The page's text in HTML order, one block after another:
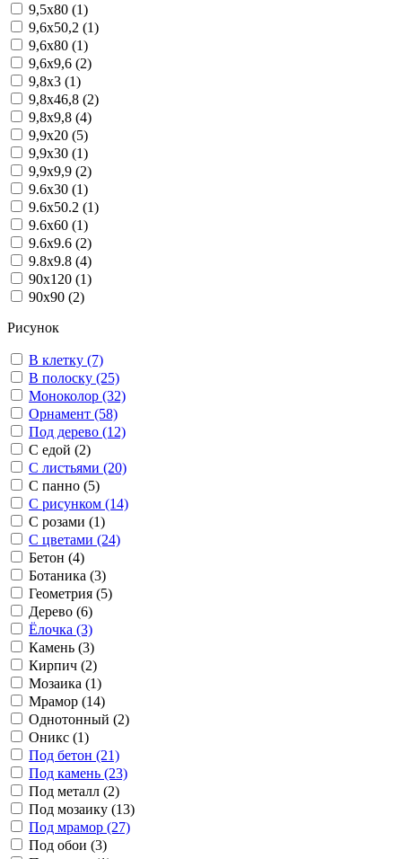
9,5x80 (1)
9,6x50,2 (1)
9,6x80 (1)
9,6x9,6 (2)
9,8x3 (1)
9,8x46,8 (2)
9,8x9,8 (4)
9,9x20 (5)
9,9x30 (1)
9,9x9,9 (2)
9.6x30 (1)
9.6x50.2 (1)
9.6x60 (1)
9.6x9.6 (2)
9.8x9.8 (4)
90x120 (1)
90x90 (2)
Рисунок
В клетку (7)
В полоску (25)
Моноколор (32)
Орнамент (58)
Под дерево (12)
С едой (2)
С листьями (20)
С панно (5)
С рисунком (14)
С розами (1)
С цветами (24)
Бетон (4)
Ботаника (3)
Геометрия (5)
Дерево (6)
Ёлочка (3)
Камень (3)
Кирпич (2)
Мозаика (1)
Мрамор (14)
Однотонный (2)
Оникс (1)
Под бетон (21)
Под камень (23)
Под металл (2)
Под мозаику (13)
Под мрамор (27)
Под обои (3)